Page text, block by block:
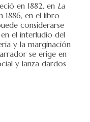
en 1882, en La
1886, en el libro
considerarse
el interludio del
y la marginación
se erige en
y lanza dardos